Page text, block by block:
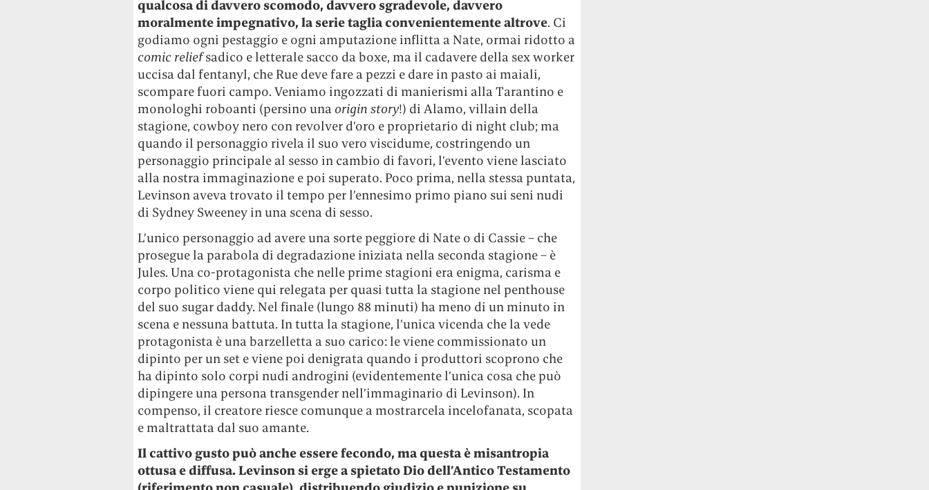
qualcosa di davvero scomodo, davvero sgradevole, davvero
moralmente impegnativo, la serie taglia convenientemente altrove. Ci
godiamo ogni pestaggio e ogni amputazione inflitta a Nate, ormai ridotto a
comic reliefsadico e letterale sacco da boxe, ma il cadavere della sex worker
uccisa dal fentanyl, che Rue deve fare a pezzi e dare in pasto ai maiali,
scompare fuori campo. Veniamo ingozzati di manierismi alla Tarantino e
monologhi roboanti (persino una origin story!) di Alamo, villain della
stagione, cowboy nero con revolver d’oro e proprietario di night club; ma
quando il personaggio rivela il suo vero viscidume, costringendo un
personaggio principale al sesso in cambio di favori, l’evento viene lasciato
alla nostra immaginazione e poi superato. Poco prima, nella stessa puntata,
Levinson aveva trovato il tempo per l’ennesimo primo piano sui seni nudi
di Sydney Sweeney in una scena di sesso.
L’unico personaggio ad avere una sorte peggiore di Nate o di Cassie – che
prosegue la parabola di degradazione iniziata nella seconda stagione – è
Jules. Una co-protagonista che nelle prime stagioni era enigma, carisma e
corpo politico viene qui relegata per quasi tutta la stagione nel penthouse
del suo sugar daddy. Nel finale (lungo 88 minuti) ha meno di un minuto in
scena e nessuna battuta. In tutta la stagione, l’unica vicenda che la vede
protagonista è una barzelletta a suo carico: le viene commissionato un
dipinto per un set e viene poi denigrata quando i produttori scoprono che
ha dipinto solo corpi nudi androgini (evidentemente l’unica cosa che può
dipingere una persona transgender nell’immaginario di Levinson). In
compenso, il creatore riesce comunque a mostrarcela incelofanata, scopata
e maltrattata dal suo amante.
Il cattivo gusto può anche essere fecondo, ma questa è misantropia
ottusa e diffusa. Levinson si erge a spietato Dio dell’Antico Testamento